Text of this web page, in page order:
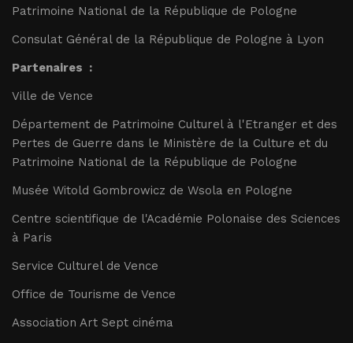
Patrimoine National de la République de Pologne
Consulat Général de la République de Pologne à Lyon
Partenaires :
Ville de Vence
Département de Patrimoine Culturel à l'Etranger et des
Pertes de Guerre dans le Ministère de la Culture et du
Patrimoine National de la République de Pologne
Musée Witold Gombrowicz de Wsola en Pologne
Centre scientifique de l'Académie Polonaise des Sciences
à Paris
Service Culturel de Vence
Office de Tourisme de Vence
Association Art Sept cinéma